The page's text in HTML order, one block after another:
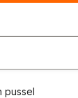
pussel